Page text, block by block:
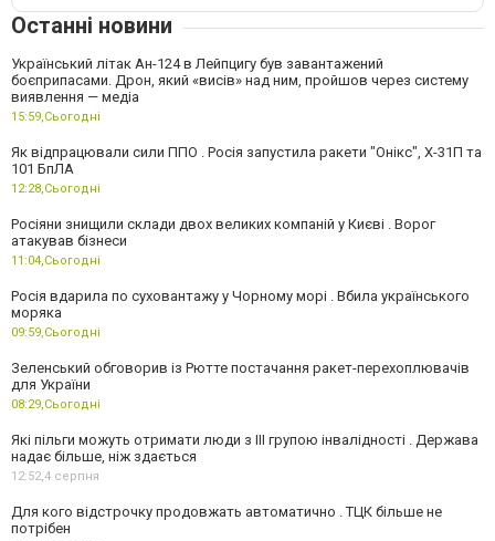
Останні новини
Український літак Ан-124 в Лейпцигу був завантажений
боєприпасами. Дрон, який «висів» над ним, пройшов через систему
виявлення — медіа
15:59,Сьогодні
Як відпрацювали сили ППО . Росія запустила ракети "Онікс", Х-31П та
101 БпЛА
12:28,Сьогодні
Росіяни знищили склади двох великих компаній у Києві . Ворог
атакував бізнеси
11:04,Сьогодні
Росія вдарила по суховантажу у Чорному морі . Вбила українського
моряка
09:59,Сьогодні
Зеленський обговорив із Рютте постачання ракет-перехоплювачів
для України
08:29,Сьогодні
Які пільги можуть отримати люди з III групою інвалідності . Держава
надає більше, ніж здається
12:52,4 серпня
Для кого відстрочку продовжать автоматично . ТЦК більше не
потрібен